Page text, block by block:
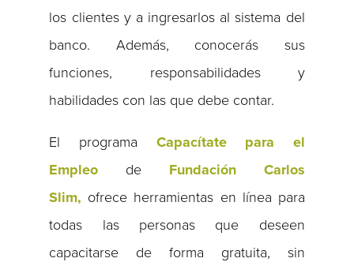
los clientes y a ingresarlos al sistema del
banco. Además, conocerás sus
funciones, responsabilidades y
habilidades con las que debe contar.
El programa Capacítate para el
Empleo de Fundación Carlos
Slim, ofrece herramientas en línea para
todas las personas que deseen
capacitarse de forma gratuita, sin